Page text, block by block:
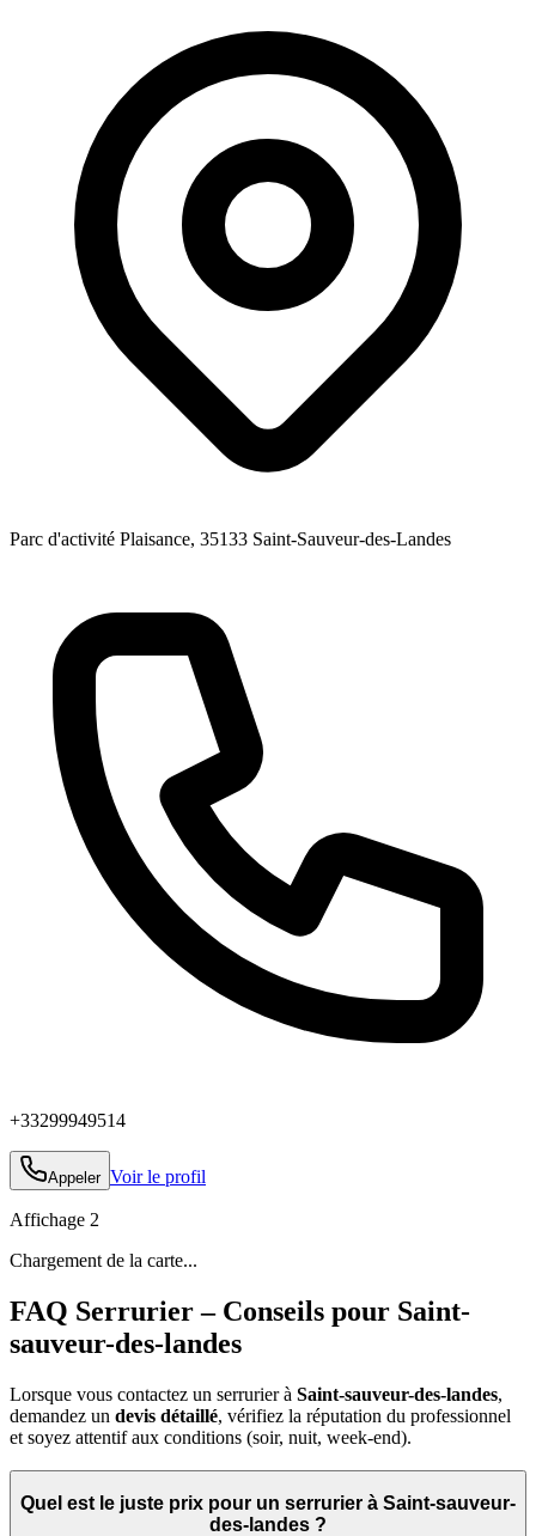
Parc d'activité Plaisance, 35133 Saint-Sauveur-des-Landes
+33299949514
Appeler Voir le profil
Affichage 2
Chargement de la carte...
FAQ Serrurier – Conseils pour Saint-
sauveur-des-landes
Lorsque vous contactez un serrurier à Saint-sauveur-des-landes,
demandez un devis détaillé, vérifiez la réputation du professionnel
et soyez attentif aux conditions (soir, nuit, week‑end).
Quel est le juste prix pour un serrurier à Saint-sauveur-
des-landes ?